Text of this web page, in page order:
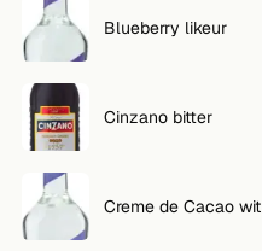
Blueberry likeur
Cinzano bitter
Creme de Cacao wit